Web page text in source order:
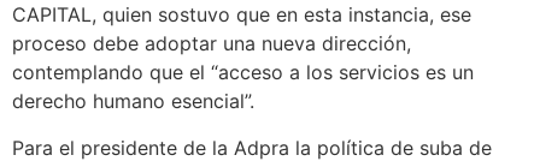
CAPITAL, quien sostuvo que en esta instancia, ese
proceso debe adoptar una nueva dirección,
contemplando que el “acceso a los servicios es un
derecho humano esencial”.
Para el presidente de la Adpra la política de suba de